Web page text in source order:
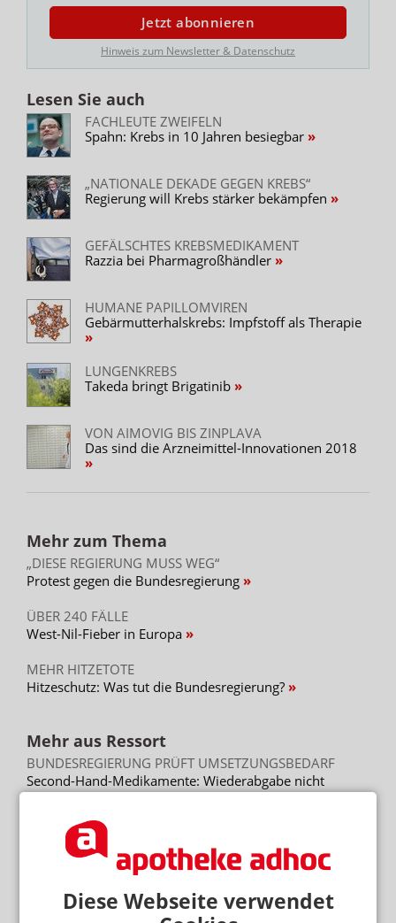
Diese Webseite verwendet
Jetzt abonnieren
Hinweis zum Newsletter & Datenschutz
Lesen Sie auch
FACHLEUTE ZWEIFELN
Spahn: Krebs in 10 Jahren besiegbar
„NATIONALE DEKADE GEGEN KREBS“
Regierung will Krebs stärker bekämpfen
GEFÄLSCHTES KREBSMEDIKAMENT
Razzia bei Pharmagroßhändler
HUMANE PAPILLOMVIREN
Gebärmutterhalskrebs: Impfstoff als Therapie
LUNGENKREBS
Takeda bringt Brigatinib
VON AIMOVIG BIS ZINPLAVA
Das sind die Arzneimittel-Innovationen 2018
Mehr zum Thema
„DIESE REGIERUNG MUSS WEG“
Protest gegen die Bundesregierung
ÜBER 240 FÄLLE
West-Nil-Fieber in Europa
MEHR HITZETOTE
Hitzeschutz: Was tut die Bundesregierung?
Mehr aus Ressort
BUNDESREGIERUNG PRÜFT UMSETZUNGSBEDARF
Second-Hand-Medikamente: Wiederabgabe nicht
BERATUNG ZU ABNEHMMITTELN
Preis: Semaglutid nur aus der Apotheke
Länder verärgert über Hauruck-Sparpaket